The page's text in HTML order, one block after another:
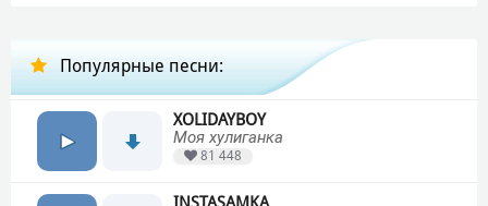
Популярные песни:
XOLIDAYBOY
Моя хулиганка
81 448